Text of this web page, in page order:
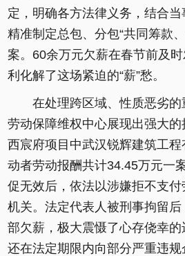
定，明确各方法律义务，结合当
精准制定总包、分包“共同筹款
案。60余万元欠薪在春节前及
利化解了这场紧迫的“薪”愁。
在处理跨区域、性质恶劣的
劳动保障维权中心展现出强大
西宸府项目中武汉锐辉建筑工
动者劳动报酬共计34.45万元一
促无效后，依法以涉嫌拒不支
机关。法定代表人被刑事拘留
部欠薪，极大震慑了心存侥幸
还在法定期限内向部分严重违